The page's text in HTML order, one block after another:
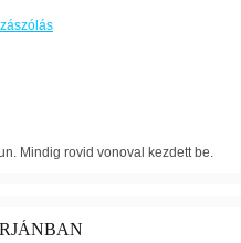
Mindig rovid vonoval kezdett be.